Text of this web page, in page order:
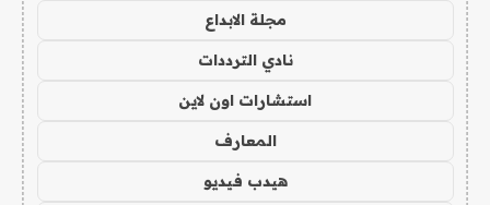
مجلة الابداع
نادي الترددات
استشارات اون لاين
المعارف
هيدب فيديو